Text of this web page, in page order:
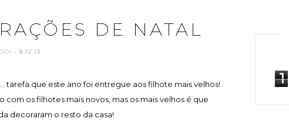
DE NATAL
- 8.12.13
que este ano foi entregue aos filhote mais velhos!
os filhotes mais novos, mas os mais velhos é que
decoraram o resto da casa!
1